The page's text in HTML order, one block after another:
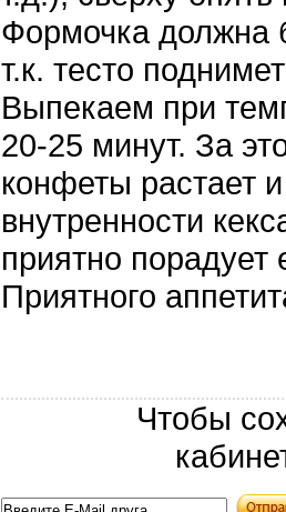
Формочка должна
т.к. тесто
Выпекаем при
20-25 минут. За
конфеты растает
внутренности
приятно порадует
Приятного
Чтобы